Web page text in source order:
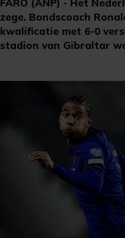
FARO (ANP) - Het
zege. Bondscoach
kwalificatie met 6-0
stadion van Gibraltar